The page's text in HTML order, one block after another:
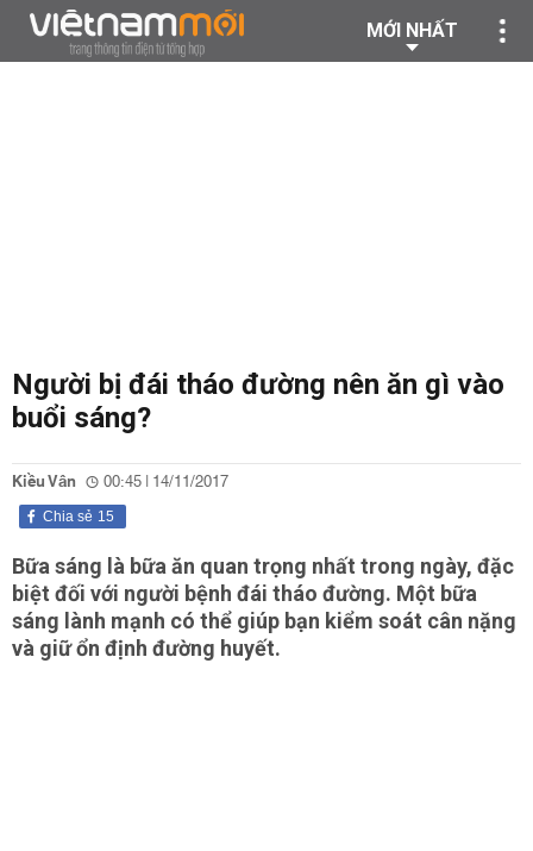
MỚI NHẤT
Người bị đái tháo đường nên ăn gì vào
buổi sáng?
Kiều Vân 00:45 | 14/11/2017
15
Chia sẻ
Bữa sáng là bữa ăn quan trọng nhất trong ngày, đặc
biệt đối với người bệnh đái tháo đường. Một bữa
sáng lành mạnh có thể giúp bạn kiểm soát cân nặng
và giữ ổn định đường huyết.